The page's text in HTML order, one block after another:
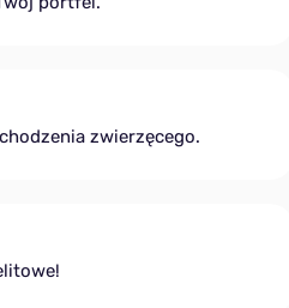
zwierzęcego.